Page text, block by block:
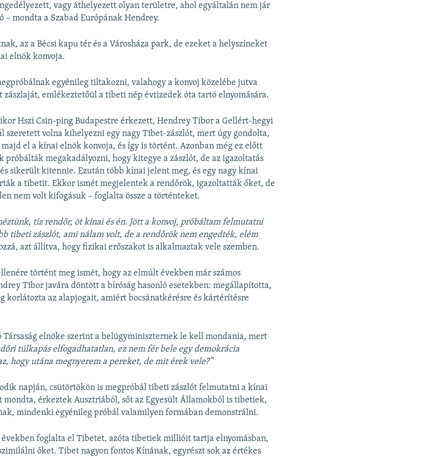
vagy áthelyezett olyan területre, ahol egyáltalán nem jár
– mondta a Szabad Európának Hendrey.
az a Bécsi kapu tér és a Városháza park, de ezeket a helyszíneket
elnök konvoja.
egyénileg tiltakozni, valahogy a konvoj közelébe jutva
emlékeztetőül a tibeti nép évtizedek óta tartó elnyomására.
Hszi Csin-ping Budapestre érkezett, Hendrey Tibor a Gellért-hegyi
szeretett volna kihelyezni egy nagy Tibet-zászlót, mert úgy gondolta,
el a kínai elnök konvoja, és így is történt. Azonban még ez előtt
próbálták megakadályozni, hogy kitegye a zászlót, de az igazoltatás
sikerült kitennie. Ezután több kínai jelent meg, és egy nagy kínai
a tibetit. Ekkor ismét megjelentek a rendőrök, igazoltatták őket, de
nem volt kifogásuk – foglalta össze a történteket.
tíz rendőr, öt kínai és én. Jött a konvoj, próbáltam felmutatni
tibeti zászlót, ami nálam volt, de a rendőrök nem engedték, elém
azt állítva, hogy fizikai erőszakot is alkalmaztak vele szemben.
történt meg ismét, hogy az elmúlt években már számos
Tibor javára döntött a bíróság hasonló esetekben: megállapította,
korlátozta az alapjogait, amiért bocsánatkérésre és kártérítésre
Társaság elnöke szerint a belügyminiszternek le kell mondania, mert
túlkapás elfogadhatatlan, ez nem fér bele egy demokrácia
hogy utána megnyerem a pereket, de mit érek vele?”
napján, csütörtökön is megpróbál tibeti zászlót felmutatni a kínai
érkeztek Ausztriából, sőt az Egyesült Államokból is tibetiek,
mindenki egyénileg próbál valamilyen formában demonstrálni.
években foglalta el Tibetet, azóta tibetiek millióit tartja elnyomásban,
őket. Tibet nagyon fontos Kínának, egyrészt sok az értékes